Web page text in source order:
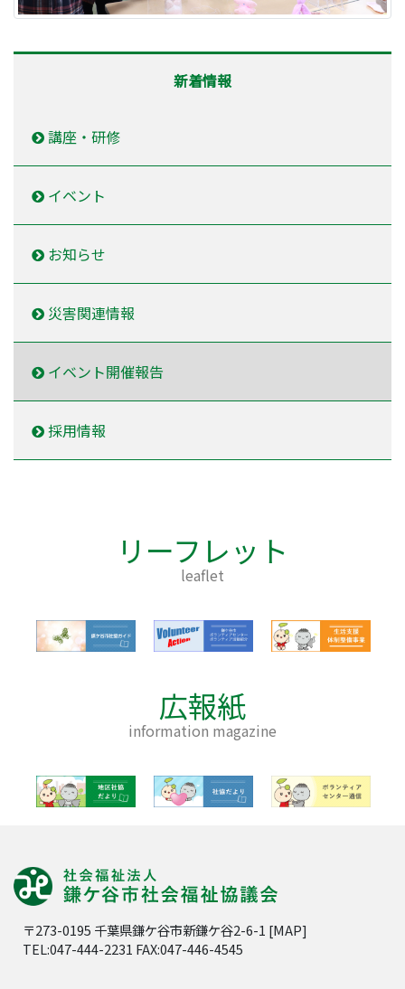
新着情報
講座・研修
イベント
お知らせ
災害関連情報
イベント開催報告
採用情報
リーフレット
leaflet
広報紙
information magazine
〒273-0195 千葉県鎌ケ谷市新鎌ケ谷2-6-1 [MAP]
TEL:047-444-2231 FAX:047-446-4545